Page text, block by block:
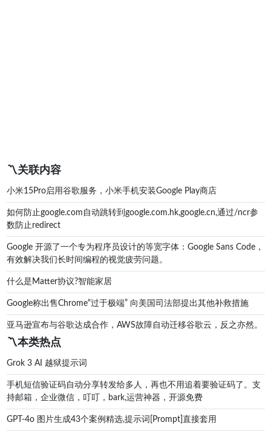
〽️关联内容
小米15Pro启用谷歌服务，小米手机安装Google Play商店
如何防止google.com自动跳转到google.com.hk,google.cn,通过/ncr参
数防止redirect
Google 开源了一个专为程序员设计的等宽字体：Google Sans Code，
有效解决我们长时间编程的视觉疲劳问题。
什么是Matter协议?智能家居
Google称出售Chrome“过于极端” 向美国司法部提出其他补救措施
亚马逊宣布与谷歌达成合作，AWS故障自动迁移谷歌云，反之亦然。
〽️本类热点
Grok 3 AI 越狱提示词
手机短信验证码自动分享转发给多人，再也不用追着要验证码了。支
持邮箱，企业微信，叮叮，bark,运营神器，开源免费
GPT‑4o 图片生成43个案例精选,提示词[Prompt]直接套用